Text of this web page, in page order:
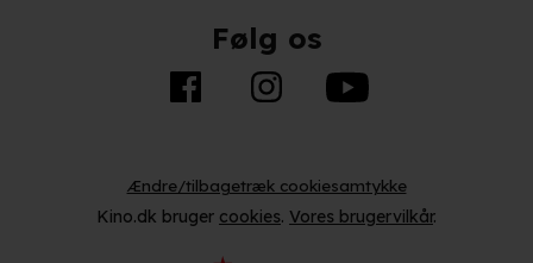
Følg os
Ændre/tilbagetræk cookiesamtykke
Kino.dk bruger cookies. Vores brugervilkår.